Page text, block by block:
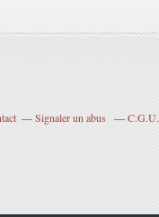
Signaler un abus C.G.U.